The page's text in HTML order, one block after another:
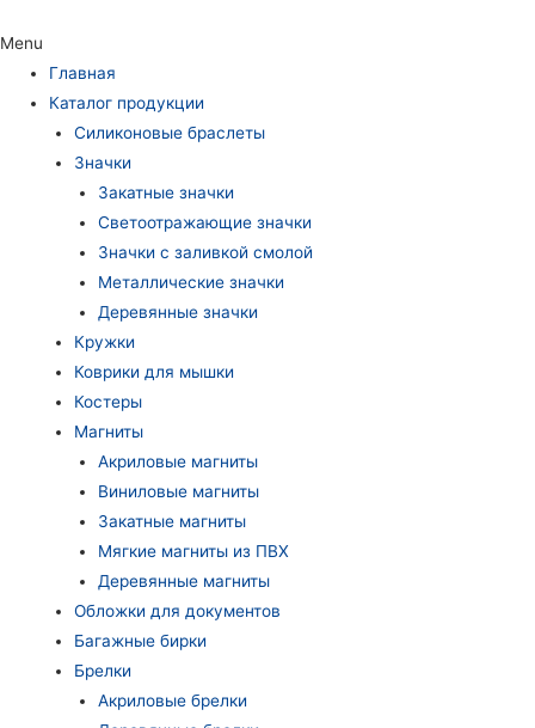
Menu
Главная
Каталог продукции
Силиконовые браслеты
Значки
Закатные значки
Светоотражающие значки
Значки с заливкой смолой
Металлические значки
Деревянные значки
Кружки
Коврики для мышки
Костеры
Магниты
Акриловые магниты
Виниловые магниты
Закатные магниты
Мягкие магниты из ПВХ
Деревянные магниты
Обложки для документов
Багажные бирки
Брелки
Акриловые брелки